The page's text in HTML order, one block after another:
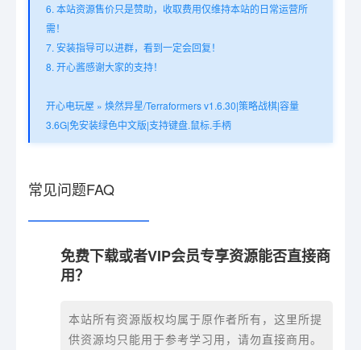
6. 本站资源售价只是赞助，收取费用仅维持本站的日常运营所
需！
7. 安装指导可以进群，看到一定会回复！
8. 开心酱感谢大家的支持！
开心电玩屋 » 焕然异星/Terraformers v1.6.30|策略战棋|容量
3.6G|免安装绿色中文版|支持键盘.鼠标.手柄
常见问题FAQ
免费下载或者VIP会员专享资源能否直接商
用？
本站所有资源版权均属于原作者所有，这里所提
供资源均只能用于参考学习用，请勿直接商用。